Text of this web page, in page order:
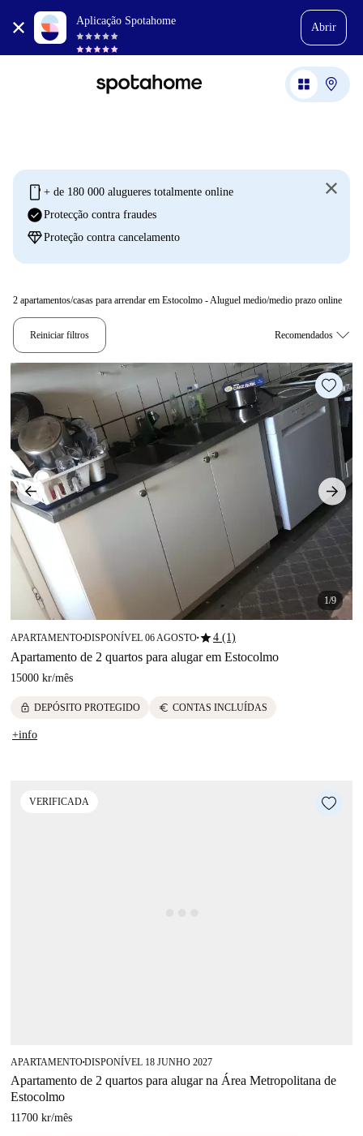
Aplicação Spotahome
Abrir
mobile + de 180 000 alugueres totalmente online
check_circleProtecção contra fraudes
diamondProteção contra cancelamento
2 apartamentos/casas para arrendar em Estocolmo - Aluguel medio/medio prazo online
Reiniciar filtros
1/9
APARTAMENTO■DISPONÍVEL 06 AGOSTO■star4 (1)
Apartamento de 2 quartos para alugar em Estocolmo
15000 kr/mês
lock DEPÓSITO PROTEGIDO euro CONTAS INCLUÍDAS
+info
VERIFICADA
APARTAMENTO■DISPONÍVEL 18 JUNHO 2027
Apartamento de 2 quartos para alugar na Área Metropolitana de
Estocolmo
11700 kr/mês